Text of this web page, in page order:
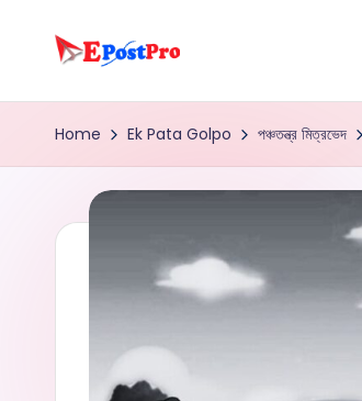
to
content
e
b
o
Home Ek Pata Golpo পঞ্চতন্ত্র মিত্রভেদ